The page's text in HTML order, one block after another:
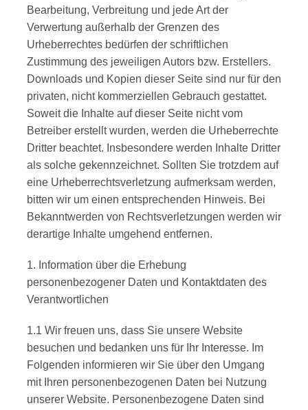
Bearbeitung, Verbreitung und jede Art der
Verwertung außerhalb der Grenzen des
Urheberrechtes bedürfen der schriftlichen
Zustimmung des jeweiligen Autors bzw. Erstellers.
Downloads und Kopien dieser Seite sind nur für den
privaten, nicht kommerziellen Gebrauch gestattet.
Soweit die Inhalte auf dieser Seite nicht vom
Betreiber erstellt wurden, werden die Urheberrechte
Dritter beachtet. Insbesondere werden Inhalte Dritter
als solche gekennzeichnet. Sollten Sie trotzdem auf
eine Urheberrechtsverletzung aufmerksam werden,
bitten wir um einen entsprechenden Hinweis. Bei
Bekanntwerden von Rechtsverletzungen werden wir
derartige Inhalte umgehend entfernen.
1. Information über die Erhebung
personenbezogener Daten und Kontaktdaten des
Verantwortlichen
1.1 Wir freuen uns, dass Sie unsere Website
besuchen und bedanken uns für Ihr Interesse. Im
Folgenden informieren wir Sie über den Umgang
mit Ihren personenbezogenen Daten bei Nutzung
unserer Website. Personenbezogene Daten sind